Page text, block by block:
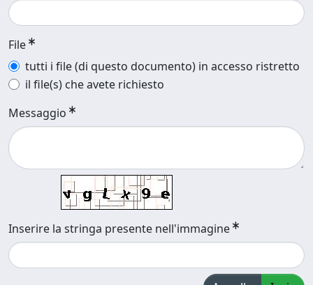
File
tutti i file (di questo documento) in accesso ristretto
il file(s) che avete richiesto
Messaggio
Inserire la stringa presente nell'immagine